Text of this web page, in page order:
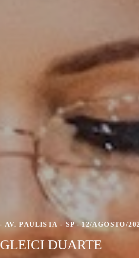
AV. PAULISTA - SP 12/AGOSTO/
GLEICI DUARTE